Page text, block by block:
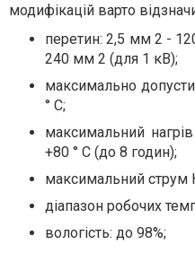
модифікацій варто
перетин: 2,5 мм 2 -
240 мм 2 (для 1 кВ);
максимально
° С;
максимальний
+80 ° С (до 8 годин);
максимальний струм
діапазон робочих
вологість: до 98%;